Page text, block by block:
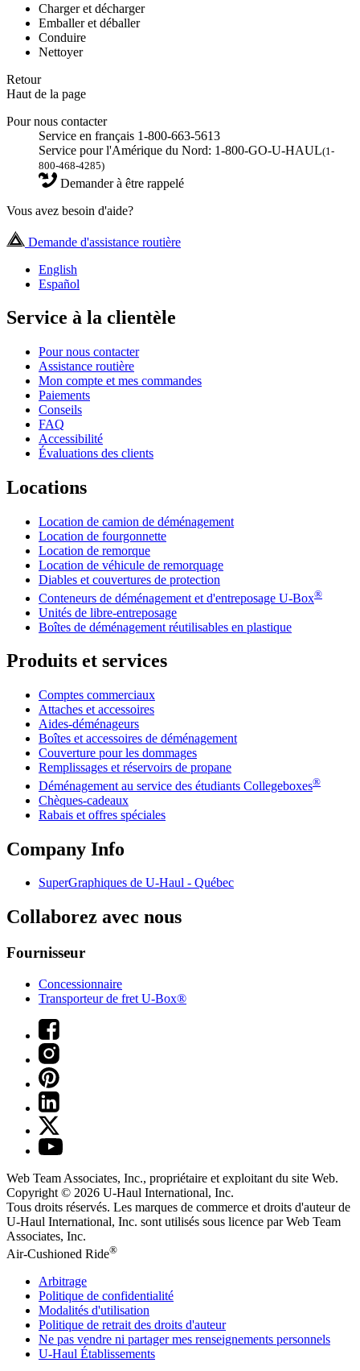
Charger et décharger
Emballer et déballer
Conduire
Nettoyer
Retour
Haut de la page
Pour nous contacter
Service en français 1-800-663-5613
Service pour l'Amérique du Nord: 1-800-GO-U-HAUL(1-
800-468-4285)
Demander à être rappelé
Vous avez besoin d'aide?
Demande d'assistance routière
English
Español
Service à la clientèle
Pour nous contacter
Assistance routière
Mon compte et mes commandes
Paiements
Conseils
FAQ
Accessibilité
Évaluations des clients
Locations
Location de camion de déménagement
Location de fourgonnette
Location de remorque
Location de véhicule de remorquage
Diables et couvertures de protection
Conteneurs de déménagement et d'entreposage U-Box®
Unités de libre-entreposage
Boîtes de déménagement réutilisables en plastique
Produits et services
Comptes commerciaux
Attaches et accessoires
Aides-déménageurs
Boîtes et accessoires de déménagement
Couverture pour les dommages
Remplissages et réservoirs de propane
Déménagement au service des étudiants Collegeboxes®
Chèques-cadeaux
Rabais et offres spéciales
Company Info
SuperGraphiques de U-Haul - Québec
Collaborez avec nous
Fournisseur
Concessionnaire
Transporteur de fret U-Box®
Web Team Associates, Inc., propriétaire et exploitant du site Web.
Copyright © 2026 U-Haul International, Inc.
Tous droits réservés. Les marques de commerce et droits d'auteur de
U-Haul International, Inc. sont utilisés sous licence par Web Team
Associates, Inc.
Air-Cushioned Ride®
Arbitrage
Politique de confidentialité
Modalités d'utilisation
Politique de retrait des droits d'auteur
Ne pas vendre ni partager mes renseignements personnels
U-Haul Établissements